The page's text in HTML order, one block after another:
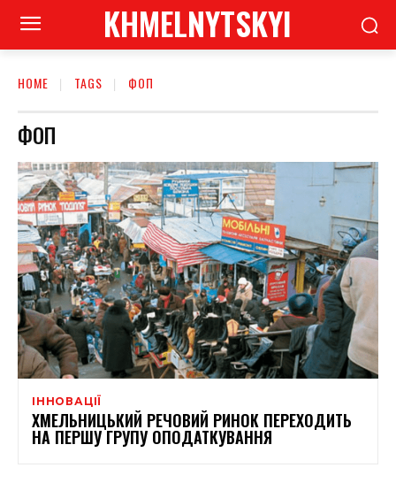
KHMELNYTSKYI
HOME TAGS ФОП
ФОП
ІННОВАЦІЇ
ХМЕЛЬНИЦЬКИЙ РЕЧОВИЙ РИНОК ПЕРЕХОДИТЬ
НА ПЕРШУ ГРУПУ ОПОДАТКУВАННЯ